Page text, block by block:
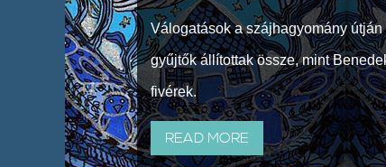
Válogatások a szájhagyomány
gyűjtők állítottak össze, mint
fivérek.
READ MORE